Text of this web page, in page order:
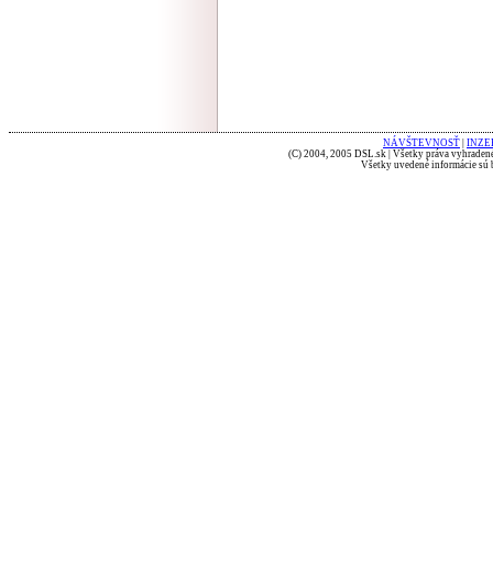
NÁVŠTEVNOSŤ
(C) 2004, 2005 DSL.sk | Všetky práva
Všetky uvedené informácie sú